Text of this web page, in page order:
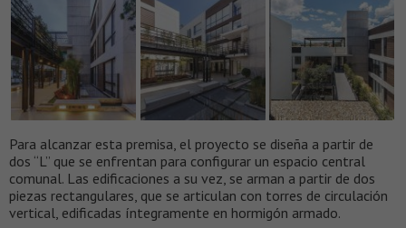
Para alcanzar esta premisa, el proyecto se diseña a partir de
dos “L” que se enfrentan para configurar un espacio central
comunal. Las edificaciones a su vez, se arman a partir de dos
piezas rectangulares, que se articulan con torres de circulación
vertical, edificadas íntegramente en hormigón armado.